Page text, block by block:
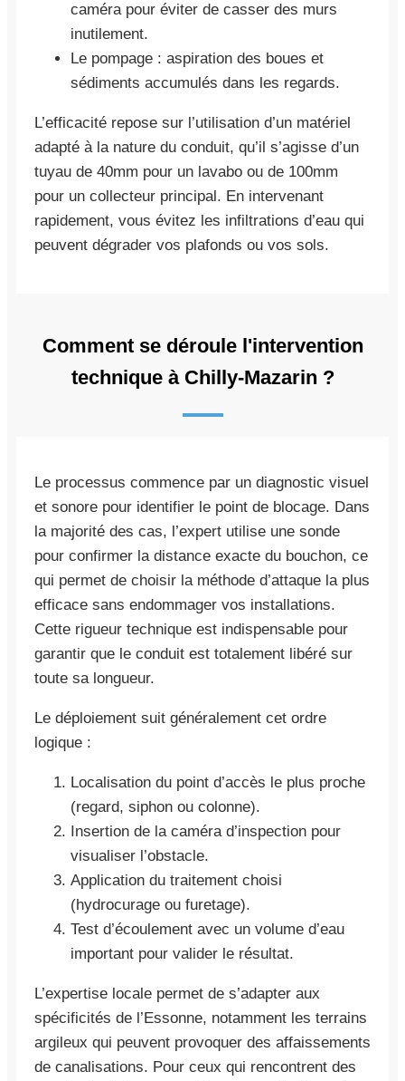
caméra pour éviter de casser des murs
inutilement.
Le pompage : aspiration des boues et
sédiments accumulés dans les regards.
L’efficacité repose sur l’utilisation d’un matériel
adapté à la nature du conduit, qu’il s’agisse d’un
tuyau de 40mm pour un lavabo ou de 100mm
pour un collecteur principal. En intervenant
rapidement, vous évitez les infiltrations d’eau qui
peuvent dégrader vos plafonds ou vos sols.
Comment se déroule l'intervention
technique à Chilly-Mazarin ?
Le processus commence par un diagnostic visuel
et sonore pour identifier le point de blocage. Dans
la majorité des cas, l’expert utilise une sonde
pour confirmer la distance exacte du bouchon, ce
qui permet de choisir la méthode d’attaque la plus
efficace sans endommager vos installations.
Cette rigueur technique est indispensable pour
garantir que le conduit est totalement libéré sur
toute sa longueur.
Le déploiement suit généralement cet ordre
logique :
Localisation du point d’accès le plus proche
(regard, siphon ou colonne).
Insertion de la caméra d’inspection pour
visualiser l’obstacle.
Application du traitement choisi
(hydrocurage ou furetage).
Test d’écoulement avec un volume d’eau
important pour valider le résultat.
L’expertise locale permet de s’adapter aux
spécificités de l’Essonne, notamment les terrains
argileux qui peuvent provoquer des affaissements
de canalisations. Pour ceux qui rencontrent des